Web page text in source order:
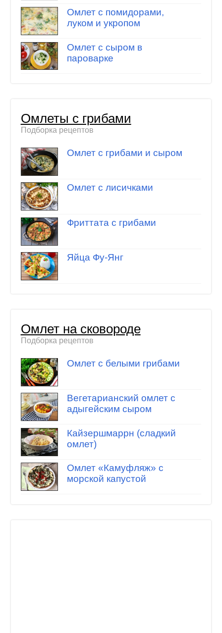
Омлет с помидорами,
луком и укропом
Омлет с сыром в
пароварке
Омлеты с грибами
Подборка рецептов
Омлет с грибами и сыром
Омлет с лисичками
Фриттата с грибами
Яйца Фу-Янг
Омлет на сковороде
Подборка рецептов
Омлет с белыми грибами
Вегетарианский омлет с
адыгейским сыром
Кайзершмаррн (сладкий
омлет)
Омлет «Камуфляж» с
морской капустой